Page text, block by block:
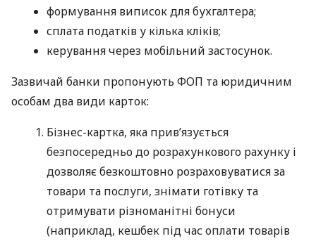
формування виписок для бухгалтера;
сплата податків у кілька кліків;
керування через мобільний застосунок.
Зазвичай банки пропонують ФОП та юридичним
особам два види карток:
Бізнес-картка, яка прив’язується
безпосередньо до розрахункового рахунку і
дозволяє безкоштовно розраховуватися за
товари та послуги, знімати готівку та
отримувати різноманітні бонуси
(наприклад, кешбек під час оплати товарів